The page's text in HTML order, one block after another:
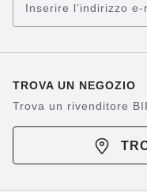
Inserire l’indirizzo e-
TROVA UN NEGOZIO
Trova un rivenditore